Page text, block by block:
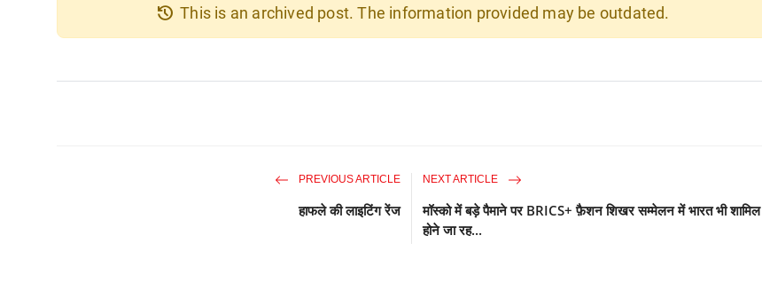
history This is an archived post. The information provided may be outdated.
PREVIOUS ARTICLE
हाफले की लाइटिंग रेंज
NEXT ARTICLE
मॉस्को में बड़े पैमाने पर BRICS+ फ़ैशन शिखर सम्मेलन में भारत भी शामिल
होने जा रह...